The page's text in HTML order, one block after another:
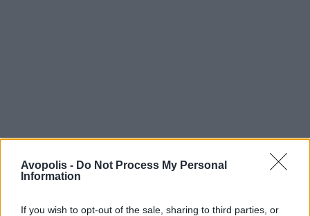
Avopolis - Do Not Process My Personal
Information
If you wish to opt-out of the sale, sharing to third parties, or